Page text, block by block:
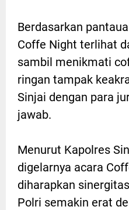
Berdasarkan
Coffe Night terlihat
sambil menikmati
ringan tampak
Sinjai dengan para
jawab.
Menurut Kapolres
digelarnya acara
diharapkan
Polri semakin erat